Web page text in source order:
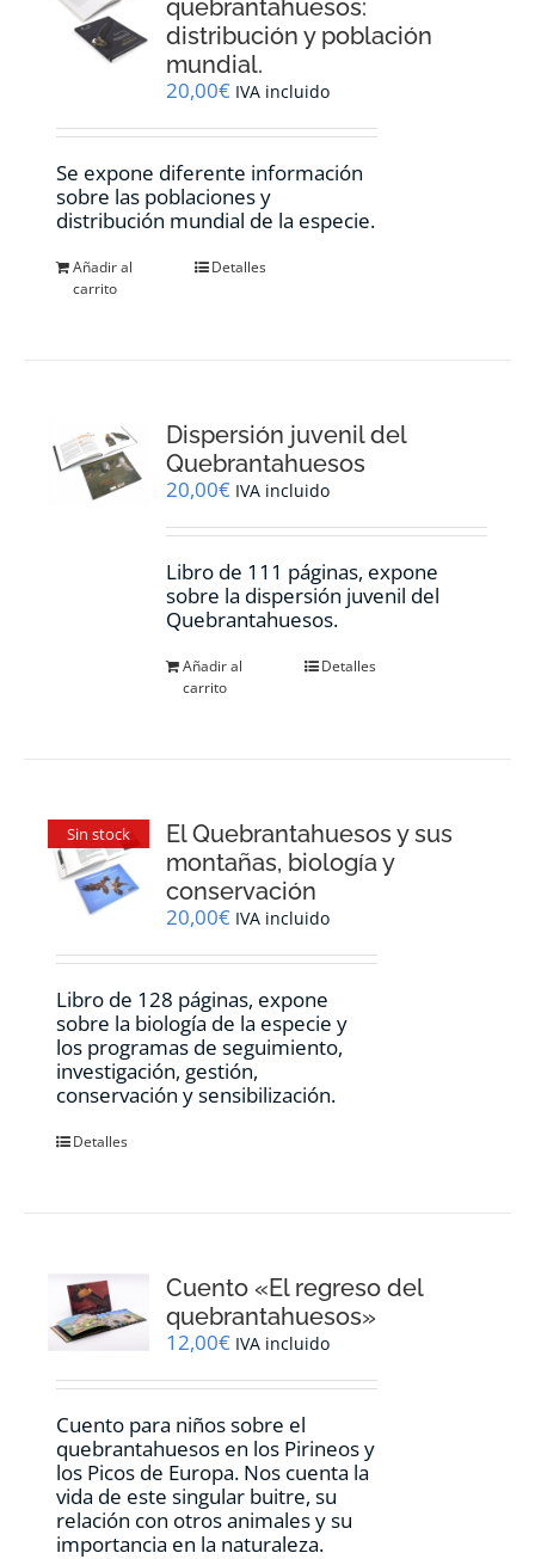
CARRITO
quebrantahuesos:
distribución y población
mundial.
20,00€ IVA incluido
Se expone diferente información
sobre las poblaciones y
distribución mundial de la especie.
Añadir al
carrito
Detalles
Dispersión juvenil del
Quebrantahuesos
20,00€ IVA incluido
Libro de 111 páginas, expone
sobre la dispersión juvenil del
Quebrantahuesos.
Añadir al
carrito
Detalles
Sin stock
El Quebrantahuesos y sus
montañas, biología y
conservación
20,00€ IVA incluido
Libro de 128 páginas, expone
sobre la biología de la especie y
los programas de seguimiento,
investigación, gestión,
conservación y sensibilización.
Detalles
Cuento «El regreso del
quebrantahuesos»
12,00€ IVA incluido
Cuento para niños sobre el
quebrantahuesos en los Pirineos y
los Picos de Europa. Nos cuenta la
vida de este singular buitre, su
relación con otros animales y su
importancia en la naturaleza.